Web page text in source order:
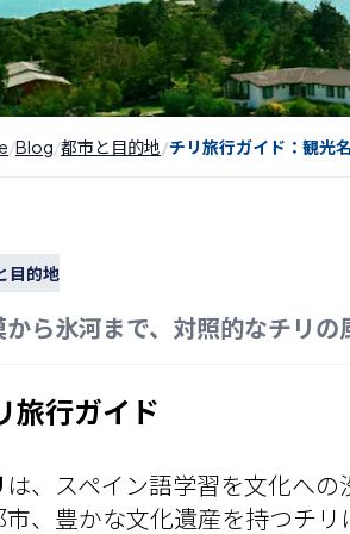
Blog 都市と目的地 チリ旅行ガイド：観光
目的地
から氷河まで、対照的なチリ
旅行ガイド
は、スペイン語学習を文化へ
市、豊かな文化遺産を持つチ